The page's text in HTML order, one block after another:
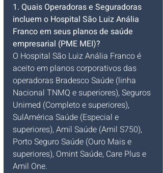
1. Quais Operadoras e Seguradoras
incluem o Hospital São Luiz Anália
Franco em seus planos de saúde
empresarial (PME MEI)?
O Hospital São Luiz Anália Franco é
aceito em planos corporativos das
operadoras Bradesco Saúde (linha
Nacional TNMQ e superiores), Seguros
Unimed (Completo e superiores),
SulAmérica Saúde (Especial e
superiores), Amil Saúde (Amil S750),
Porto Seguro Saúde (Ouro Mais e
superiores), Omint Saúde, Care Plus e
Amil One.